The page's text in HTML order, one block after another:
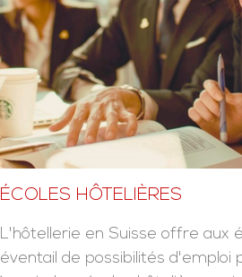
ÉCOLES HÔTELIÈRES
L'hôtellerie en Suisse offre aux
éventail de possibilités d'emploi